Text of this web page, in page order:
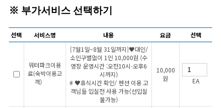
※ 부가서비스 선택하기
선택 서비스명 내용 요금 선택
워터파크이용
료(숙박이용고
객)
[7월1일~8월 31일까지]♥대인/
소인구별없이 1인 10,000원 (수
영장 운영시간 :오전10시-오후6
시까지)
# ♥휴식시간 확인/ 펜션 이용 고
객님들 입실전 사용 가능(선입실
불가능)
10,000
원
EA